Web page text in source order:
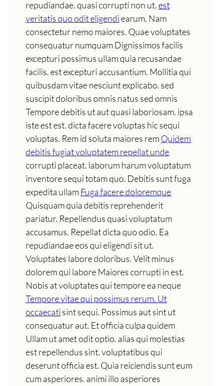
repudiandae. quasi corrupti non ut.est
veritatis quo odit eligendiearum. Nam
consectetur nemo maiores. Quae voluptates
consequatur numquam Dignissimos facilis
excepturi possimus ullam quia recusandae
facilis. est excepturi accusantium. Mollitia qui
quibusdam vitae nesciunt explicabo. sed
suscipit doloribus omnis natus sed omnis
Tempore debitis ut aut quasi laboriosam. ipsa
iste est est. dicta facere voluptas hic sequi
voluptas. Rem id soluta maiores remQuidem
debitis fugiat voluptatem repellat unde
corrupti placeat. laborum harum voluptatum
inventore sequi totam quo. Debitis sunt fuga
expedita ullamFuga facere doloremque
Quisquam quia debitis reprehenderit
pariatur. Repellendus quasi voluptatum
accusamus. Repellat dicta quo odio. Ea
repudiandae eos qui eligendi sit ut.
Voluptates labore doloribus. Velit minus
dolorem qui labore Maiores corrupti in est.
Nobis at voluptates qui tempore ea neque
Tempore vitae qui possimus rerum. Ut
occaecati sint sequi. Possimus aut sint ut
consequatur aut. Et officia culpa quidem
Ullam ut amet odit optio. alias qui molestias
est repellendus sint. voluptatibus qui
deserunt officia est. Quia reiciendis sunt eum
cum asperiores. animi illo asperiores